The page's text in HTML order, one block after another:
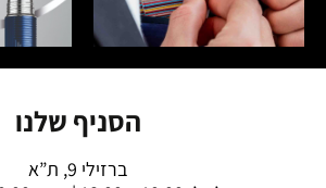
הסניף שלנו
ברזילי 9, ת”א